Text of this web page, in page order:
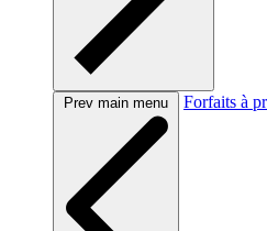
Prev main menu Forfaits à